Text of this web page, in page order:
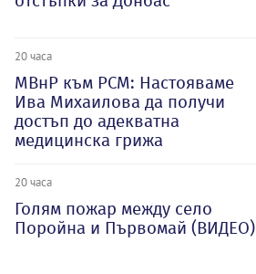
20 часа
МВнР към РСМ: Настояваме
Ива Михаилова да получи
достъп до адекватна
медицинска грижа
20 часа
Голям пожар между село
Поройна и Първомай (ВИДЕО)